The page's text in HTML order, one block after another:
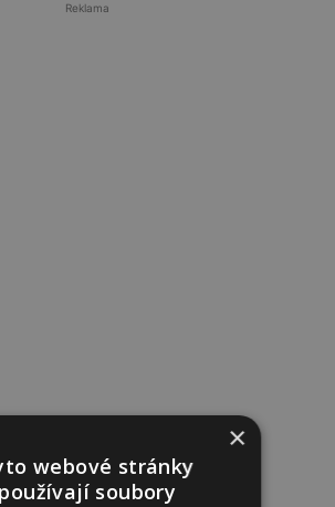
Reklama
×
webové stránky
používají soubory